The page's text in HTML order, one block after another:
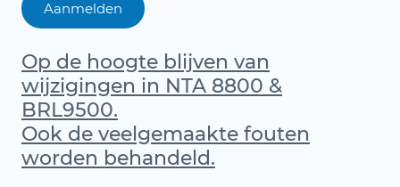
Aanmelden
Op de hoogte blijven van
wijzigingen in NTA 8800 &
BRL9500.
Ook de veelgemaakte fouten
worden behandeld.